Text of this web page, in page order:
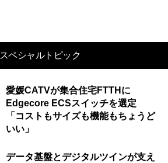
スペシャルトピック
愛媛CATVが集合住宅FTTHに
Edgecore ECSスイッチを選定
「コストもサイズも機能もちょうど
いい」
データ基盤とデジタルツインが支え